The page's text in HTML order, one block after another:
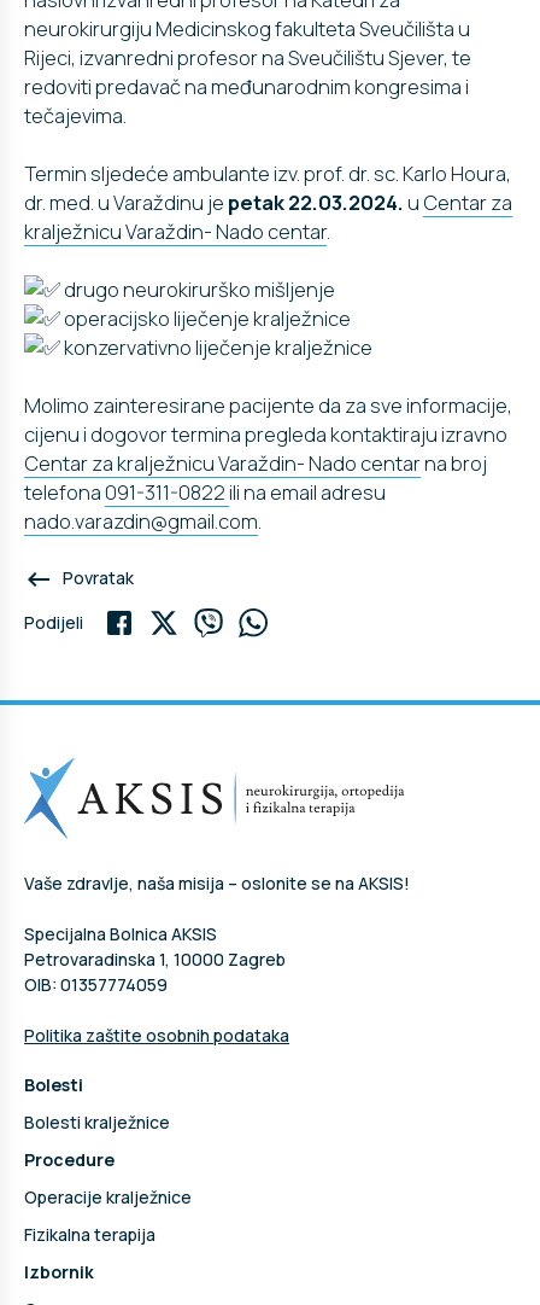
neurokirurgiju Medicinskog fakulteta Sveučilišta u
Rijeci, izvanredni profesor na Sveučilištu Sjever, te
redoviti predavač na međunarodnim kongresima i
tečajevima.
Termin sljedeće ambulante izv. prof. dr. sc. Karlo Houra,
dr. med. u Varaždinu je petak 22.03.2024. u Centar za
kralježnicu Varaždin- Nado centar.
drugo neurokirurško mišljenje
operacijsko liječenje kralježnice
konzervativno liječenje kralježnice
Molimo zainteresirane pacijente da za sve informacije,
cijenu i dogovor termina pregleda kontaktiraju izravno
Centar za kralježnicu Varaždin- Nado centarna broj
telefona091-311-0822ili na email adresu
nado.varazdin@gmail.com
keyboard_backspace Povratak
Podijeli
Vaše zdravlje, naša misija – oslonite se na AKSIS!
Specijalna Bolnica AKSIS
Petrovaradinska 1, 10000 Zagreb
OIB: 01357774059
Politika zaštite osobnih podataka
Bolesti
Bolesti kralježnice
Procedure
Operacije kralježnice
Fizikalna terapija
Izbornik